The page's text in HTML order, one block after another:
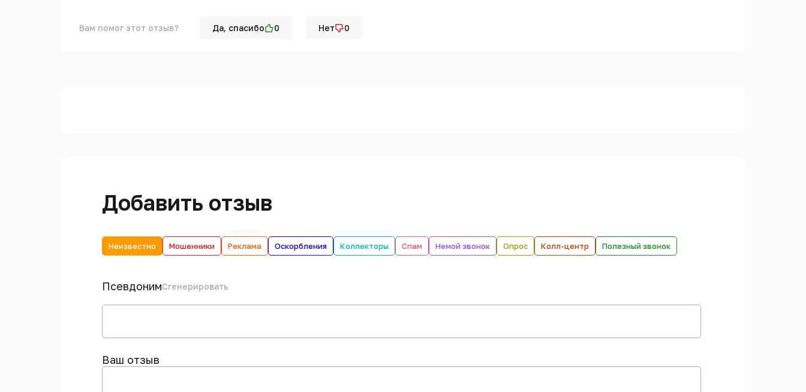
Вам помог этот отзыв? Да, спасибо 0 Нет 0
Добавить отзыв
Неизвестно Мошенники Реклама Оскорбления Коллекторы Спам Немой звонок Опрос Колл-центр Полезный звонок
ПсевдонимСгенерировать
Ваш отзыв